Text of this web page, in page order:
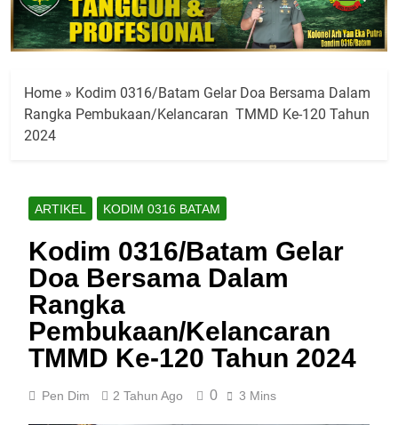
Home » Kodim 0316/Batam Gelar Doa Bersama Dalam
Rangka Pembukaan/Kelancaran TMMD Ke-120 Tahun
2024
ARTIKEL KODIM 0316 BATAM
Kodim 0316/Batam Gelar
Doa Bersama Dalam
Rangka
Pembukaan/Kelancaran
TMMD Ke-120 Tahun 2024
Pen Dim 2 Tahun Ago 0 3 Mins